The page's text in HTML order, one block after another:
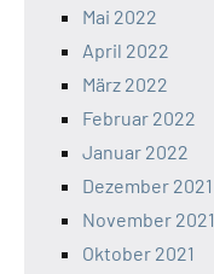
Mai 2022
April 2022
März 2022
Februar 2022
Januar 2022
Dezember 2021
November 2021
Oktober 2021